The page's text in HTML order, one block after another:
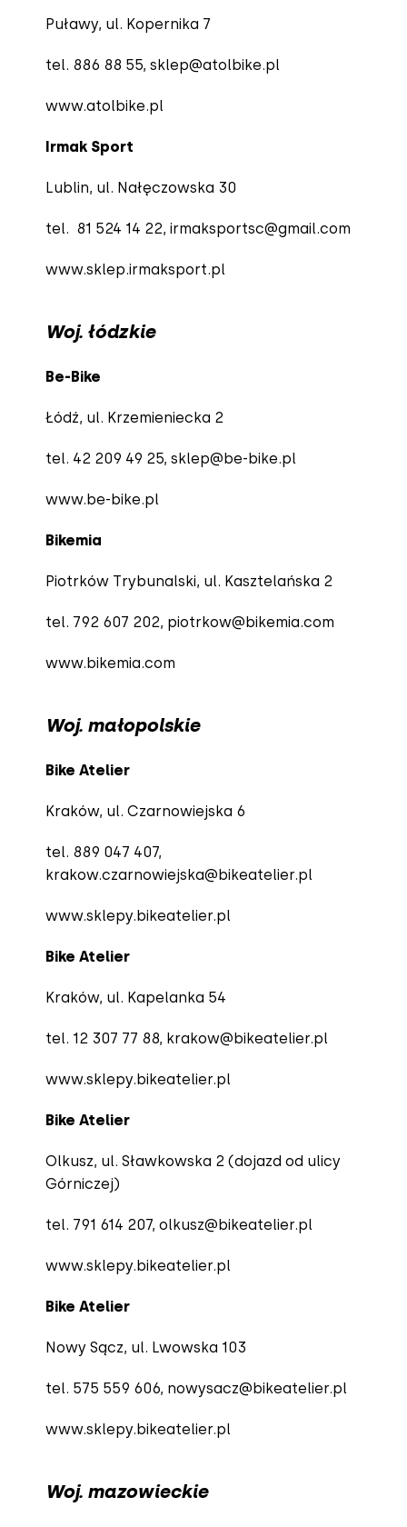
Puławy, ul. Kopernika 7
tel. 886 88 55, sklep@atolbike.pl
www.atolbike.pl
Irmak Sport
Lublin, ul. Nałęczowska 30
tel. 81 524 14 22, irmaksportsc@gmail.com
www.sklep.irmaksport.pl
Woj. łódzkie
Be-Bike
Łódź, ul. Krzemieniecka 2
tel. 42 209 49 25, sklep@be-bike.pl
www.be-bike.pl
Bikemia
Piotrków Trybunalski, ul. Kasztelańska 2
tel. 792 607 202, piotrkow@bikemia.com
www.bikemia.com
Woj. małopolskie
Bike Atelier
Kraków, ul. Czarnowiejska 6
tel. 889 047 407,
krakow.czarnowiejska@bikeatelier.pl
www.sklepy.bikeatelier.pl
Bike Atelier
Kraków, ul. Kapelanka 54
tel. 12 307 77 88, krakow@bikeatelier.pl
www.sklepy.bikeatelier.pl
Bike Atelier
Olkusz, ul. Sławkowska 2 (dojazd od ulicy
Górniczej)
tel. 791 614 207, olkusz@bikeatelier.pl
www.sklepy.bikeatelier.pl
Bike Atelier
Nowy Sącz, ul. Lwowska 103
tel. 575 559 606, nowysacz@bikeatelier.pl
www.sklepy.bikeatelier.pl
Woj. mazowieckie